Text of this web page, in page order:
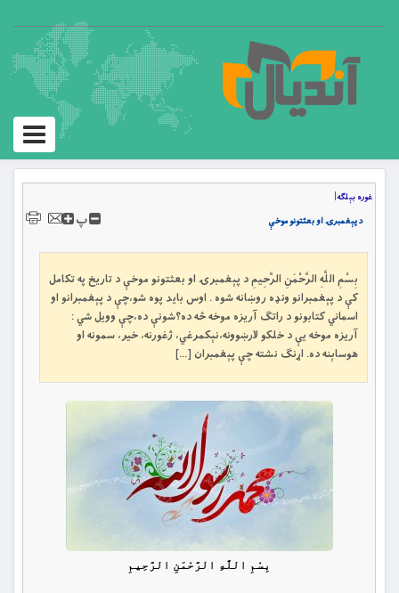
غوره بېلګه|
پ د پېغمبرۍ او بعثتونو موخې
بِسْمِ اللَّهِ الرَّحْمَنِ الرَّحِيمِ د پېغمبرۍ او بعثتونو موخې د تاريخ په تکامل
کې د پېغمبرانو ونډه روښانه شوه . اوس بايد پوه شو،چې د پېغمبرانو او
اسماني کتابونو د راتګ آريزه موخه څه ده؟شونې ده،چې وويل شي :
آریزه موخه يې د خلکو لارښوونه،نېکمرغي، ژغورنه، خير، سمونه او
هوساېنه ده. اړنګ نشته چې پېغمبران […]
بِسْمِ اللَّهِ الرَّحْمَنِ الرَّحِيمِ